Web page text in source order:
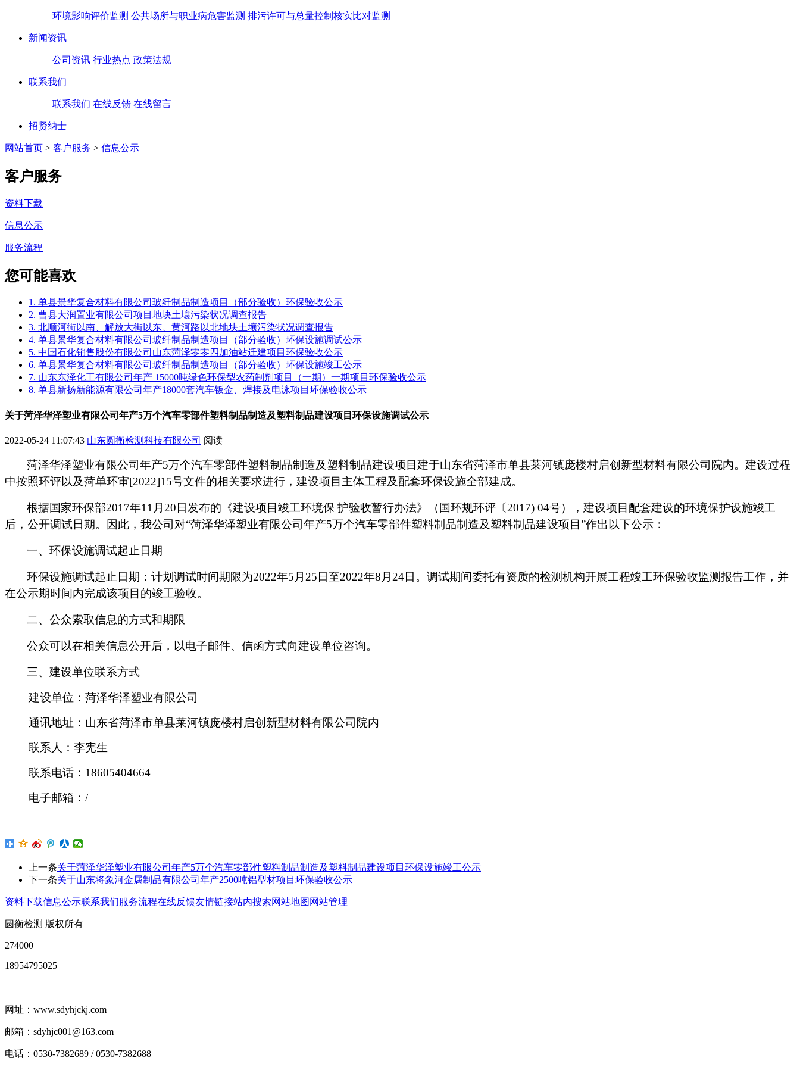
环境影响评价监测 公共场所与职业病危害监测 排污许可与总量控制核实比对监测
新闻资讯
公司资讯 行业热点 政策法规
联系我们
联系我们 在线反馈 在线留言
招贤纳士
网站首页 > 客户服务 > 信息公示
客户服务
资料下载
信息公示
服务流程
您可能喜欢
1. 单县景华复合材料有限公司玻纤制品制造项目（部分验收）环保验收公示
2. 曹县大润置业有限公司项目地块土壤污染状况调查报告
3. 北顺河街以南、解放大街以东、黄河路以北地块土壤污染状况调查报告
4. 单县景华复合材料有限公司玻纤制品制造项目（部分验收）环保设施调试公示
5. 中国石化销售股份有限公司山东菏泽零零四加油站迁建项目环保验收公示
6. 单县景华复合材料有限公司玻纤制品制造项目（部分验收）环保设施竣工公示
7. 山东东泽化工有限公司年产 15000吨绿色环保型农药制剂项目（一期）一期项目环保验收公示
8. 单县新扬新能源有限公司年产18000套汽车钣金、焊接及电泳项目环保验收公示
关于菏泽华泽塑业有限公司年产5万个汽车零部件塑料制品制造及塑料制品建设项目环保设施调试公示
2022-05-24 11:07:43 山东圆衡检测科技有限公司 阅读
菏泽华泽塑业有限公司年产5万个汽车零部件塑料制品制造及塑料制品建设项目 建于山东省菏泽市单县莱河镇庞楼村启创新型材料有限公司院内。建设过程
中按照环评以及菏单环审[2022]15号文件的相关要求进行，建设项目 主体工程及配套环保设施全部建成。
根据国家环保部2017年11 月 20 日发布的《建设项目竣工环境保 护验收暂行办法》（国环规环评〔 2017) 04号），建设项目配套建设的环境保护设施竣工
后，公开调试日期。因此，我公司对“菏泽华泽塑业有限公司年产5万个汽车零部件塑料制品制造及塑料制品建设项目 ”作出以下公示：
一、环保设施调试起止日期
环保设施调试起止日期：计划调试时间期限为2022年5 月 25 日至2022年8 月 24日。 调试期间委托有资质的检测机构开展工程竣工环保验收监测报告工作，并
在公示期时间内完成该项目的竣工验收。
二、公众索取信息的方式和期限
公众可以在相关信息公开后，以电子邮件、信函方式向建设单位咨询。
三、建设单位联系方式
建设单位： 菏泽华泽塑业有限公司
通讯地址： 山东省菏泽市单县莱河镇庞楼村启创新型材料有限公司院内
联系人： 李宪生
联系电话 ： 18605404664
电子邮箱： /
上一条关于菏泽华泽塑业有限公司年产5万个汽车零部件塑料制品制造及塑料制品建设项目环保设施竣工公示
下一条关于山东将象河金属制品有限公司年产2500吨铝型材项目环保验收公示
资料下载信息公示联系我们服务流程在线反馈友情链接站内搜索网站地图 网站管理
圆衡检测 版权所有
274000
18954795025
网址：www.sdyhjckj.com
邮箱：sdyhjc001@163.com
电话：0530-7382689 / 0530-7382688